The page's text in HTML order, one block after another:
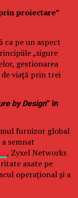
proiectare”
ca pe un aspect
„sigure
gestionarea
viață prin trei
by Design” în
furnizor global
semnat
, Zyxel Networks
axate pe
operațional și a